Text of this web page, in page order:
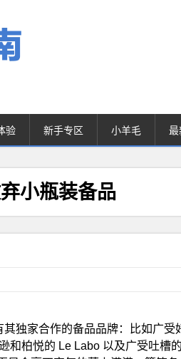
验 新手专区 小羊毛
小瓶装备品
独家合作的备品品牌：比如广受
和柏悦的 Le Labo 以及广受吐槽